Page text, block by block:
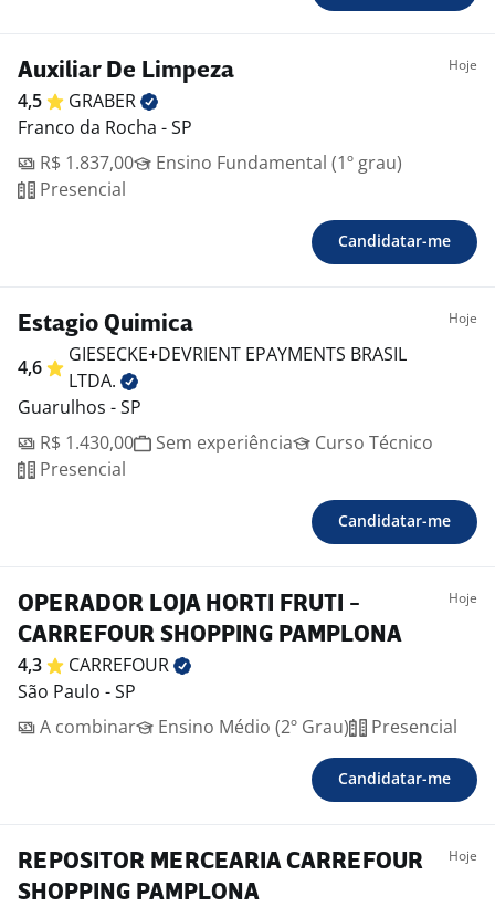
Auxiliar De Limpeza Hoje
4,5
GRABER
Franco da Rocha - SP
R$ 1.837,00
Ensino Fundamental (1º grau)
Presencial
Candidatar-me
Estagio Quimica Hoje
4,6
GIESECKE+DEVRIENT EPAYMENTS BRASIL
LTDA.
Guarulhos - SP
R$ 1.430,00
Sem experiência
Curso Técnico
Presencial
Candidatar-me
OPERADOR LOJA HORTI FRUTI -
CARREFOUR SHOPPING PAMPLONA
Hoje
4,3
CARREFOUR
São Paulo - SP
A combinar
Ensino Médio (2º Grau) Presencial
Candidatar-me
REPOSITOR MERCEARIA CARREFOUR
SHOPPING PAMPLONA
Hoje